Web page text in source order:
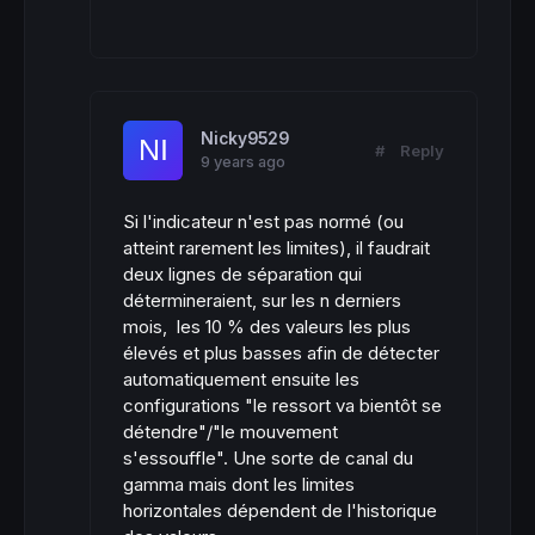
Nicky9529
9 years ago
# Reply
Si l'indicateur n'est pas normé (ou
atteint rarement les limites), il faudrait
deux lignes de séparation qui
détermineraient, sur les n derniers
mois, les 10 % des valeurs les plus
élevés et plus basses afin de détecter
automatiquement ensuite les
configurations "le ressort va bientôt se
détendre"/"le mouvement
s'essouffle". Une sorte de canal du
gamma mais dont les limites
horizontales dépendent de l'historique